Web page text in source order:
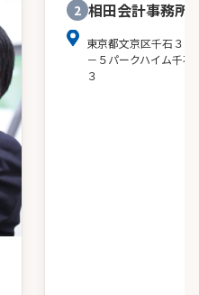
2 相田会計事務所
東京都文京区千石３－
－５パークハイム千石
３